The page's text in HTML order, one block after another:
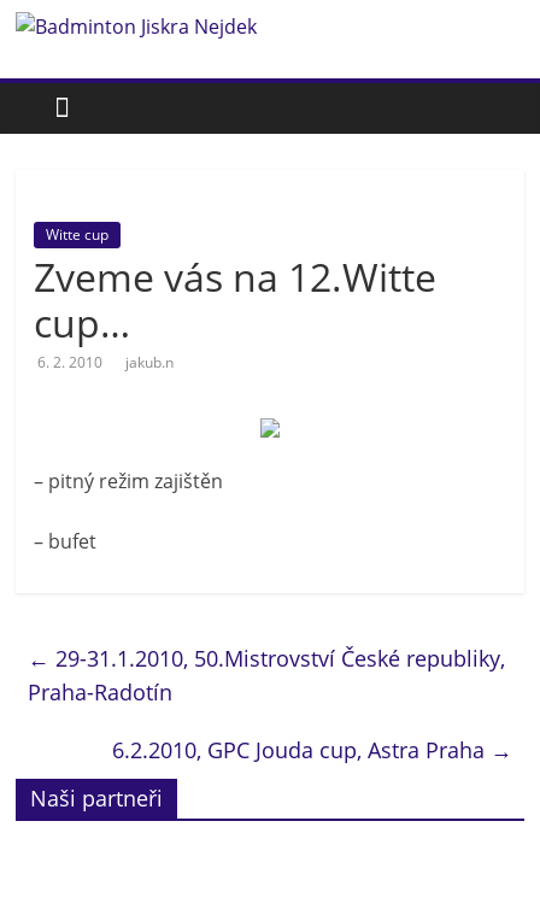
Přeskočit
obsah
Badminton
Jiskra
Badmintonový
oddíl
Nejdek
Witte cup
Zveme vás na 12.Witte
cup…
6. 2. 2010 jakub.n
– pitný režim zajištěn
– bufet
← 29-31.1.2010, 50.Mistrovství České republiky,
Praha-Radotín
6.2.2010, GPC Jouda cup, Astra Praha →
Naši partneři